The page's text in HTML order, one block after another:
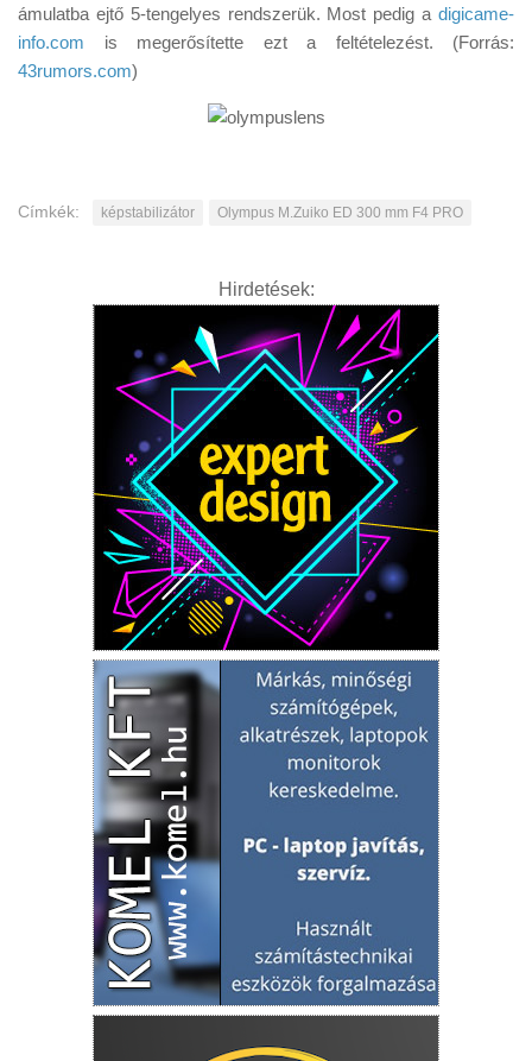
ámulatba ejtő 5-tengelyes rendszerük. Most pedig a digicame-
info.com is megerősítette ezt a feltételezést. (Forrás:
43rumors.com)
Címkék: képstabilizátor Olympus M.Zuiko ED 300 mm F4 PRO
Hirdetések: